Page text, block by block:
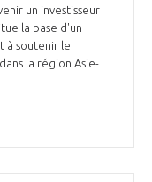
un investisseur
la base d'un
à soutenir le
la région Asie-